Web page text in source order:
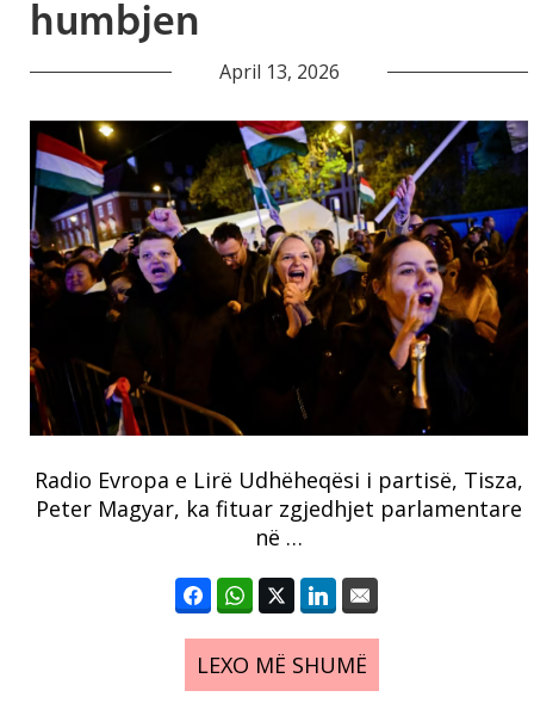
humbjen
April 13, 2026
Radio Evropa e Lirë Udhëheqësi i partisë, Tisza,
Peter Magyar, ka fituar zgjedhjet parlamentare
në …
LEXO MË SHUMË